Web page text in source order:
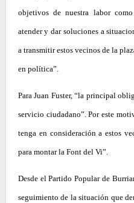
objetivos de nuestra labor
atender y dar soluciones a
a transmitir estos vecinos de la
en política”.
Para Juan Fuster, “la principal
servicio ciudadano”. Por este
tenga en consideración a estos
para montar la Font del Vi”.
Desde el Partido Popular de
seguimiento de la situación que